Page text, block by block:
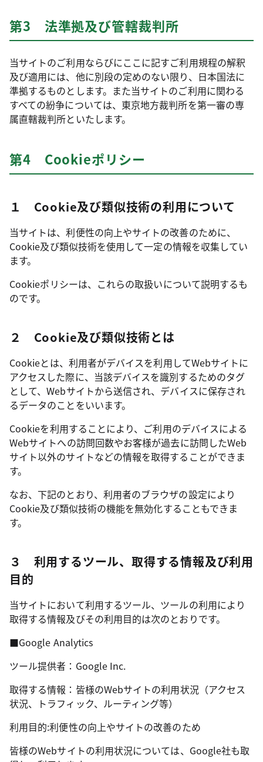
第3 法準拠及び管轄裁判所
当サイトのご利用ならびにここに記すご利用規程の解釈
及び適用には、他に別段の定めのない限り、日本国法に
準拠するものとします。また当サイトのご利用に関わる
すべての紛争については、東京地方裁判所を第一審の専
属直轄裁判所といたします。
第4 Cookieポリシー
１ Cookie及び類似技術の利用について
当サイトは、利便性の向上やサイトの改善のために、
Cookie及び類似技術を使用して一定の情報を収集してい
ます。
Cookieポリシーは、これらの取扱いについて説明するも
のです。
２ Cookie及び類似技術とは
Cookieとは、利用者がデバイスを利用してWebサイトに
アクセスした際に、当該デバイスを識別するためのタグ
として、Webサイトから送信され、デバイスに保存され
るデータのことをいいます。
Cookieを利用することにより、ご利用のデバイスによる
Webサイトへの訪問回数やお客様が過去に訪問したWeb
サイト以外のサイトなどの情報を取得することができま
す。
なお、下記のとおり、利用者のブラウザの設定により
Cookie及び類似技術の機能を無効化することもできま
す。
３ 利用するツール、取得する情報及び利用
目的
当サイトにおいて利用するツール、ツールの利用により
取得する情報及びその利用目的は次のとおりです。
■Google Analytics
ツール提供者：Google Inc.
取得する情報：皆様のWebサイトの利用状況（アクセス
状況、トラフィック、ルーティング等）
利用目的:利便性の向上やサイトの改善のため
皆様のWebサイトの利用状況については、Google社も取